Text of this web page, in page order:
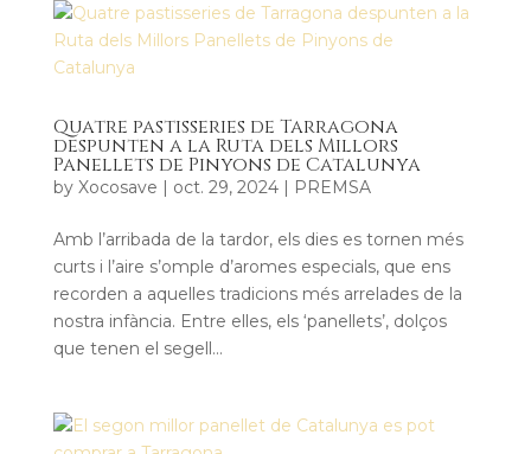
Quatre pastisseries de Tarragona
despunten a la Ruta dels Millors
Panellets de Pinyons de Catalunya
by Xocosave | oct. 29, 2024| PREMSA
Amb l’arribada de la tardor, els dies es tornen més
curts i l’aire s’omple d’aromes especials, que ens
recorden a aquelles tradicions més arrelades de la
nostra infància. Entre elles, els ‘panellets’, dolços
que tenen el segell...